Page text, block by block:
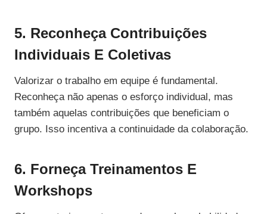
5. Reconheça Contribuições
Individuais E Coletivas
Valorizar o trabalho em equipe é fundamental.
Reconheça não apenas o esforço individual, mas
também aquelas contribuições que beneficiam o
grupo. Isso incentiva a continuidade da colaboração.
6. Forneça Treinamentos E
Workshops